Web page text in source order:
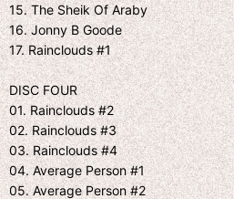
15. The Sheik Of Araby
16. Jonny B Goode
17. Rainclouds #1
DISC FOUR
01. Rainclouds #2
02. Rainclouds #3
03. Rainclouds #4
04. Average Person #1
05. Average Person #2